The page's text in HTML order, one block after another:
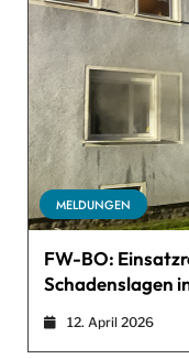
MELDUNGEN
FW-BO:
Schadenslagen
12. April 2026